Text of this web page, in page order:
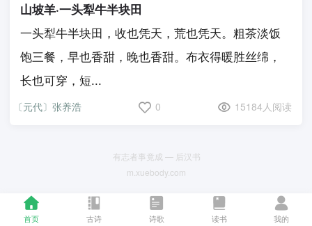
首页 古诗 诗歌 读书 我的
山坡羊·一头犁牛半块田
一头犁牛半块田，收也凭天，荒也凭天。粗茶淡饭
饱三餐，早也香甜，晚也香甜。布衣得暖胜丝绵，
长也可穿，短...
〔元代〕张养浩 0 15184人阅读
有志者事竟成 — 后汉书
m.xuebody.com